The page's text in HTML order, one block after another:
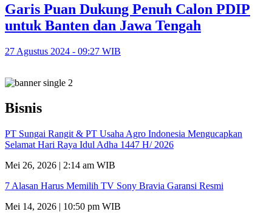
Garis Puan Dukung Penuh Calon PDIP
untuk Banten dan Jawa Tengah
27 Agustus 2024 - 09:27 WIB
Bisnis
PT Sungai Rangit & PT Usaha Agro Indonesia Mengucapkan
Selamat Hari Raya Idul Adha 1447 H/ 2026
Mei 26, 2026 | 2:14 am WIB
7 Alasan Harus Memilih TV Sony Bravia Garansi Resmi
Mei 14, 2026 | 10:50 pm WIB